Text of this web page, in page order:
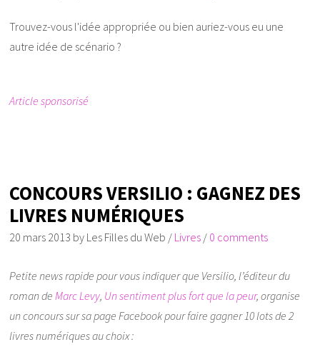
Trouvez-vous l'idée appropriée ou bien auriez-vous eu une
autre idée de scénario ?
Article sponsorisé
CONCOURS VERSILIO : GAGNEZ DES
LIVRES NUMÉRIQUES
20 mars 2013 by Les Filles du Web / Livres / 0 comments
Petite news rapide pour vous indiquer que Versilio, l’éditeur du
roman de Marc Levy, Un sentiment plus fort que la peur, organise
un concours sur sa page Facebook pour faire gagner 10 lots de 2
livres numériques au choix :